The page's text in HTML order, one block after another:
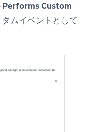
Performs Custom
ムイベントとして